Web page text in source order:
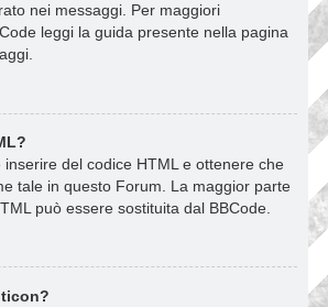
nei messaggi. Per maggiori
leggi la guida presente nella pagina
inserire del codice HTML e ottenere che
tale in questo Forum. La maggior parte
può essere sostituita dal BBCode.